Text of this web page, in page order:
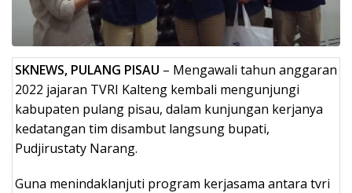
SKNEWS, PULANG PISAU – Mengawali tahun anggaran
2022 jajaran TVRI Kalteng kembali mengunjungi
kabupaten pulang pisau, dalam kunjungan kerjanya
kedatangan tim disambut langsung bupati,
Pudjirustaty Narang.
Guna menindaklanjuti program kerjasama antara tvri